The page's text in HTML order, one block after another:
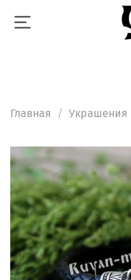
Главная Украшения